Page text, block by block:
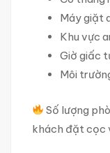
Máy giặt
Khu vực
Giờ giấc
Môi
Số lượng
khách đặt cọc